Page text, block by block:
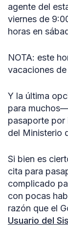
agente del
viernes de
horas en
NOTA: este
vacaciones
Y la última
para
pasaporte por
del Ministerio
Si bien es
cita para
complicado
con pocas
razón que el
Usuario del